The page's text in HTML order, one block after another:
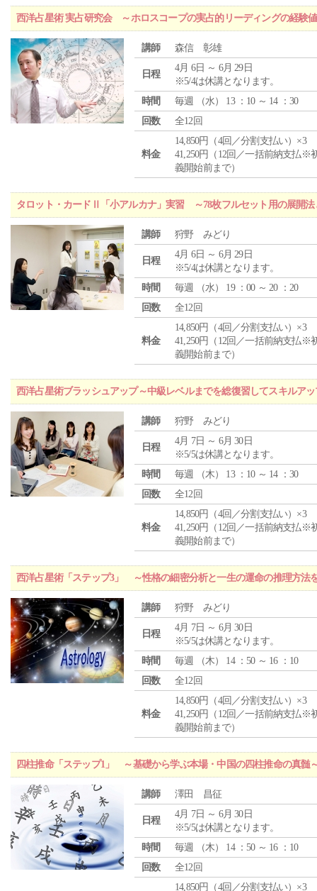
西洋占星術 実占研究会 ～ホロスコープの実占的リーディングの経験
講師 森信 彰雄
日程
4月 6日 ～ 6月 29日
※5/4は休講となります。
時間
毎週 （水） 13 ：10 ～ 14 ：30
回数
全12回
料金
14,850円（4回／分割支払い）×3
41,250円（12回／一括前納支払※
義開始前まで）
タロット・カードⅡ「小アルカナ」実習 ～78枚フルセット用の展開法
講師 狩野 みどり
日程
4月 6日 ～ 6月 29日
※5/4は休講となります。
時間
毎週 （水） 19 ：00 ～ 20 ：20
回数
全12回
料金
14,850円（4回／分割支払い）×3
41,250円（12回／一括前納支払※
義開始前まで）
西洋占星術ブラッシュアップ～中級レベルまでを総復習してスキルア
講師 狩野 みどり
日程
4月 7日 ～ 6月 30日
※5/5は休講となります。
時間
毎週 （木） 13 ：10 ～ 14 ：30
回数
全12回
料金
14,850円（4回／分割支払い）×3
41,250円（12回／一括前納支払※
義開始前まで）
西洋占星術「ステップ3」 ～性格の細密分析と一生の運命の推理方法
講師 狩野 みどり
日程
4月 7日 ～ 6月 30日
※5/5は休講となります。
時間
毎週 （木） 14 ：50 ～ 16 ：10
回数
全12回
料金
14,850円（4回／分割支払い）×3
41,250円（12回／一括前納支払※
義開始前まで）
四柱推命「ステップ1」 ～基礎から学ぶ本場・中国の四柱推命の真髄
講師 澤田 昌征
日程
4月 7日 ～ 6月 30日
※5/5は休講となります。
時間
毎週 （木） 14 ：50 ～ 16 ：10
回数
全12回
14,850円（4回／分割支払い）×3